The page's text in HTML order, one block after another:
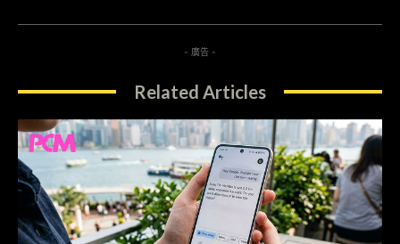
- 廣告 -
Related Articles